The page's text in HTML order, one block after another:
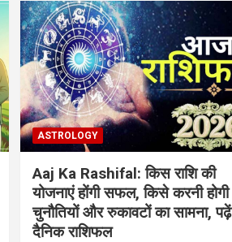
ASTROLOGY
Aaj Ka Rashifal: किस राशि की
योजनाएं होंगी सफल, किसे करनी होगी
चुनौतियों और रुकावटों का सामना, पढ़ें
दैनिक राशिफल